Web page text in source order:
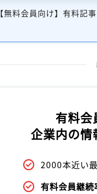
【無料会員向け】有料記
有料会
企業内の情
2000本近い
有料会員継